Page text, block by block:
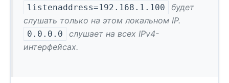
listenaddress=192.168.1.100
будет
слушать только на этом локальном IP.
0.0.0.0
слушает на всех IPv4-
интерфейсах.